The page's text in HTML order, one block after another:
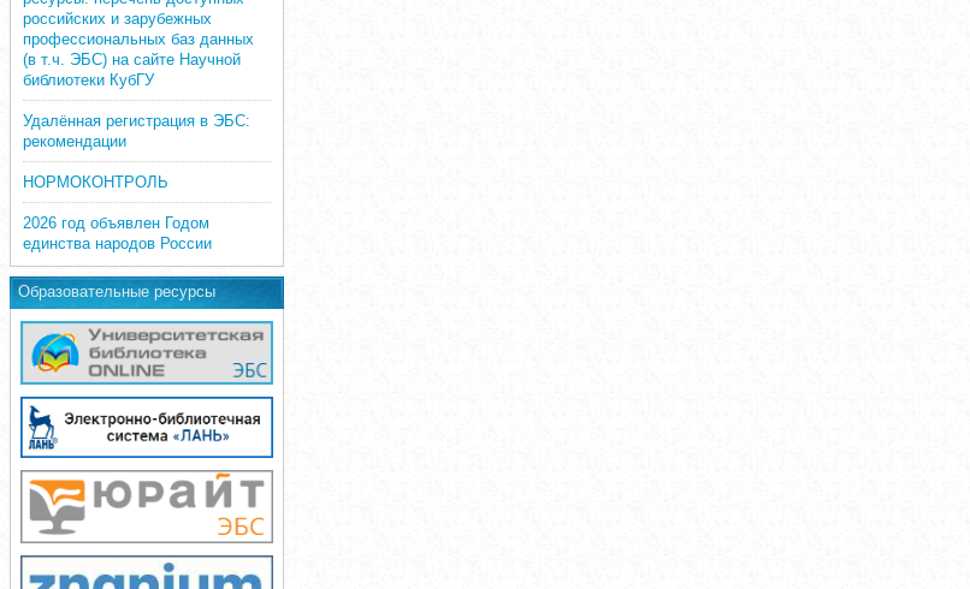
российских и зарубежных
профессиональных баз данных
(в т.ч. ЭБС) на сайте Научной
библиотеки КубГУ
Удалённая регистрация в ЭБС:
рекомендации
НОРМОКОНТРОЛЬ
2026 год объявлен Годом
единства народов России
Образовательные ресурсы